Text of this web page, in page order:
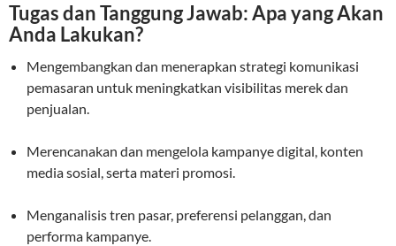
Tugas dan Tanggung Jawab: Apa yang Akan
Anda Lakukan?
Mengembangkan dan menerapkan strategi komunikasi
pemasaran untuk meningkatkan visibilitas merek dan
penjualan.
Merencanakan dan mengelola kampanye digital, konten
media sosial, serta materi promosi.
Menganalisis tren pasar, preferensi pelanggan, dan
performa kampanye.